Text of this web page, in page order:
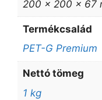
200 × 200 × 67
Termékcsalád
PET-G Premium
Nettó tömeg
1 kg